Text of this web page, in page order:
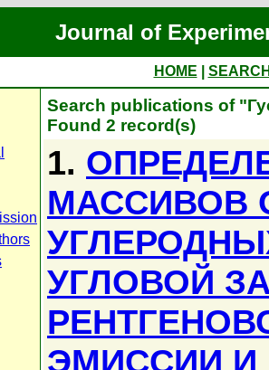
Journal of
HOME
Search publications of
Found 2 record(s)
1.
МАССИВОВ
УГЛОВОЙ
ЭМИССИИ